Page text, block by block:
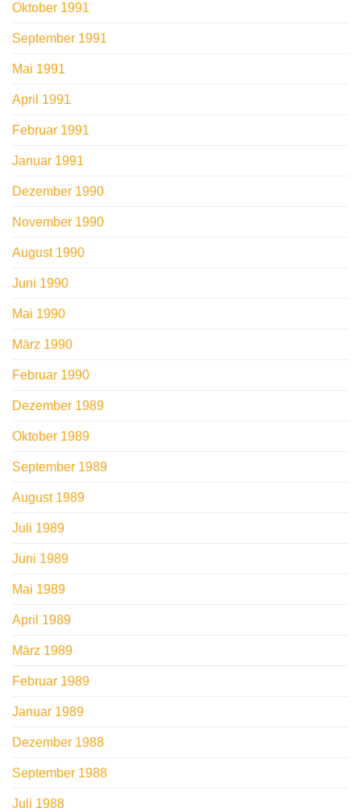
Oktober 1991
September 1991
Mai 1991
April 1991
Februar 1991
Januar 1991
Dezember 1990
November 1990
August 1990
Juni 1990
Mai 1990
März 1990
Februar 1990
Dezember 1989
Oktober 1989
September 1989
August 1989
Juli 1989
Juni 1989
Mai 1989
April 1989
März 1989
Februar 1989
Januar 1989
Dezember 1988
September 1988
Juli 1988